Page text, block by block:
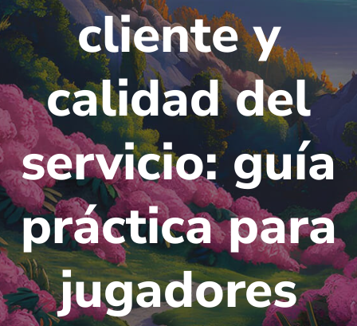
cliente y
calidad del
servicio: guía
práctica para
jugadores